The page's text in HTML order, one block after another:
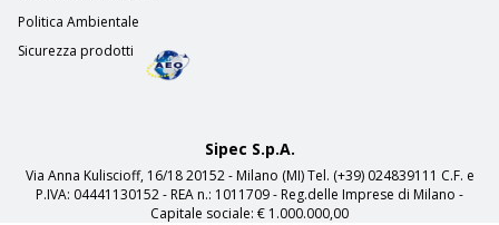
Politica Ambientale
Sicurezza prodotti
Sipec S.p.A.
Via Anna Kuliscioff, 16/18 20152 - Milano (MI) Tel. (+39) 024839111 C.F. e
P.IVA: 04441130152 - REA n.: 1011709 - Reg.delle Imprese di Milano -
Capitale sociale: € 1.000.000,00